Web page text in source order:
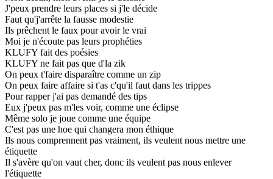
J'peux prendre leurs places si j'le décide
Faut qu'j'arrête la fausse modestie
Ils prêchent le faux pour avoir le vrai
Moi je n'écoute pas leurs prophéties
KLUFY fait des poésies
KLUFY ne fait pas que d'la zik
On peux t'faire disparaître comme un zip
On peux faire affaire si t'as c'qu'il faut dans les trippes
Pour rapper j'ai pas demandé des tips
Eux j'peux pas m'les voir, comme une éclipse
Même solo je joue comme une équipe
C'est pas une hoe qui changera mon éthique
Ils nous comprennent pas vraiment, ils veulent nous mettre une
étiquette
Il s'avère qu'on vaut cher, donc ils veulent pas nous enlever
l'étiquette